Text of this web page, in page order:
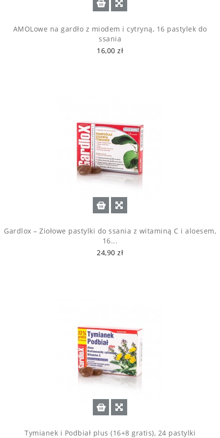
AMOLowe na gardło z miodem i cytryną, 16 pastylek do
ssania
16,00 zł
Gardlox – Ziołowe pastylki do ssania z witaminą C i aloesem,
16...
24,90 zł
Tymianek i Podbiał plus (16+8 gratis), 24 pastylki